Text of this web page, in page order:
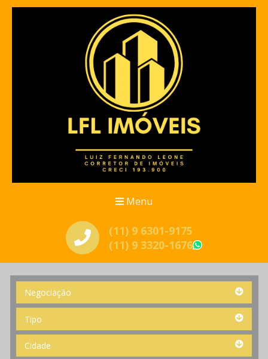
Menu
(11) 9 6301-9175
(11) 9 3320-1676
Negociação
Tipo
Cidade